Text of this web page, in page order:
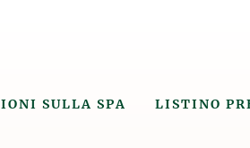
SULLA SPA LISTINO